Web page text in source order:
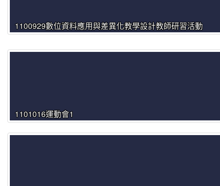
1100929數位資料應用與差異化教學設計教師研習活動
1101016運動會1